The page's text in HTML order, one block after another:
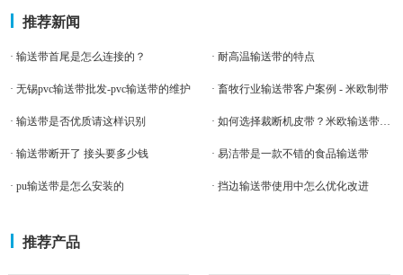
推荐新闻
· 输送带首尾是怎么连接的？ · 耐高温输送带的特点
· 无锡pvc输送带批发-pvc输送带的维护 · 畜牧行业输送带客户案例 - 米欧制带
· 输送带是否优质请这样识别 · 如何选择裁断机皮带？米欧输送带厂家告诉你！
· 输送带断开了 接头要多少钱 · 易洁带是一款不错的食品输送带
· pu输送带是怎么安装的 · 挡边输送带使用中怎么优化改进
推荐产品